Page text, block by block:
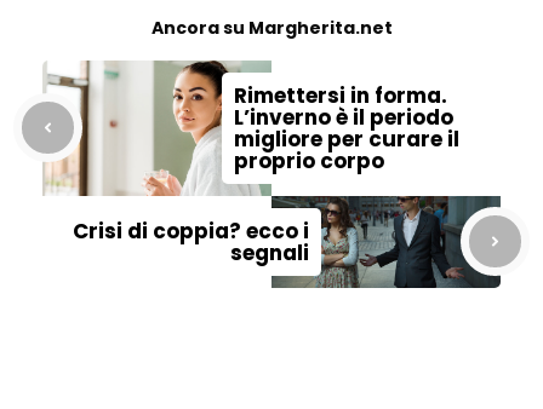
Ancora su Margherita.net
Rimettersi in forma.
L’inverno è il periodo
migliore per curare il
proprio corpo
Crisi di coppia? ecco i
segnali